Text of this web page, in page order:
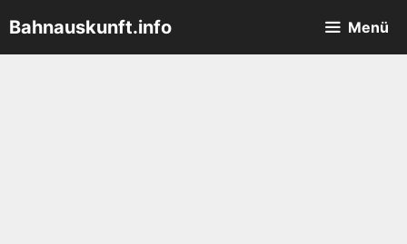
Inhalt
springen
Bahnauskunft.info Menü